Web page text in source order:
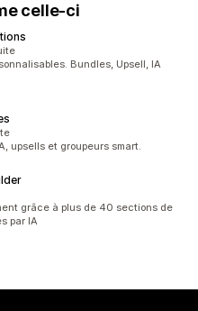
celle-ci
Bundles, Upsell, IA
upsells et groupeurs smart.
grâce à plus de 40 sections de
par IA